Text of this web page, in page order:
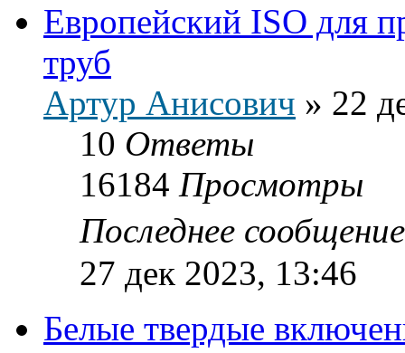
Европейский ISO для
труб
Артур Анисович » 22
10 Ответы
16184 Просмотры
Последнее
27 дек 2023, 13:46
Белые твердые